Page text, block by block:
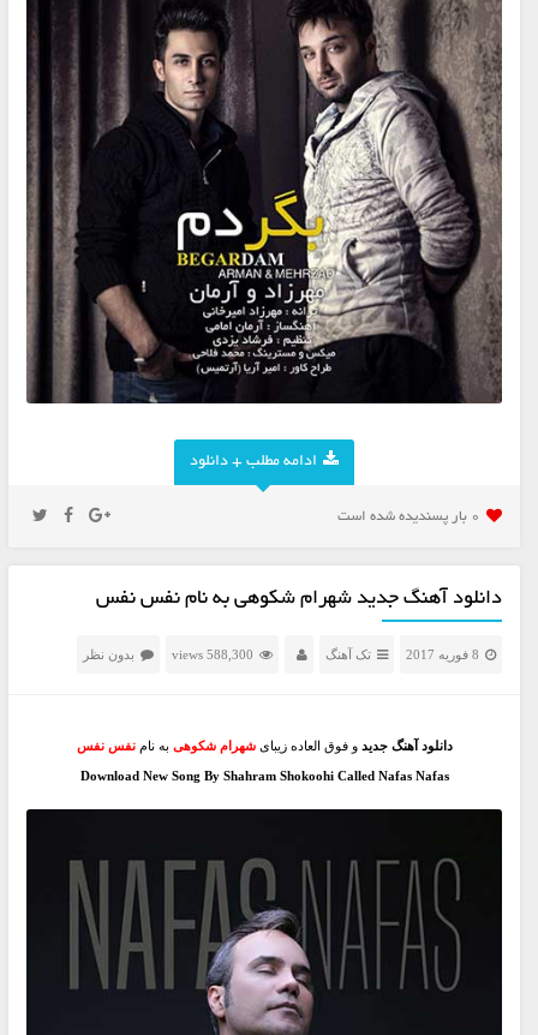
ادامه مطلب + دانلود
0 بار پسنديده شده است
دانلود آهنگ جدید شهرام شکوهی به نام نفس نفس
8 فوریه 2017 تک آهنگ 588,300 views بدون نظر
دانلود آهنگ جدید و فوق العاده زیبایشهرام شکوهی به نام نفس نفس
Download New Song By Shahram Shokoohi Called Nafas Nafas